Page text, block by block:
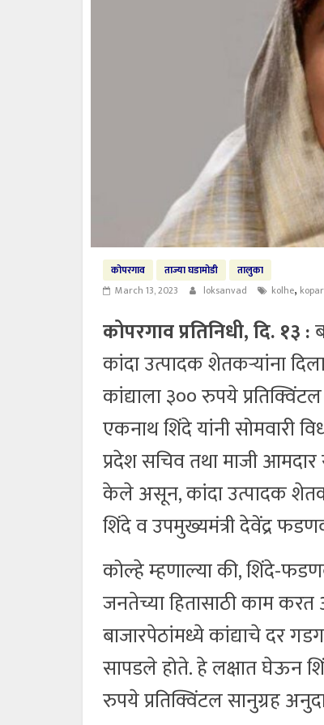
कोपरगाव ताज्या घडामोडी
तालुका
March 13, 2023
loksanvad kolhe,
कोपरगाव प्रतिनिधी, दि. १३ :
कांदा उत्पादक शेतकऱ्यांना
कांद्याला ३०० रुपये
एकनाथ शिंदे यांनी सोमवारी
प्रदेश सचिव तथा माजी आमदार
केले असून, कांदा उत्पादक
शिंदे व उपमुख्यमंत्री देवेंद्र
कोल्हे म्हणाल्या की, शिंदे-
जनतेच्या हितासाठी काम
बाजारपेठांमध्ये कांद्याचे दर
सापडले होते. हे लक्षात घेऊन
रुपये प्रतिक्विंटल सानुग्रह